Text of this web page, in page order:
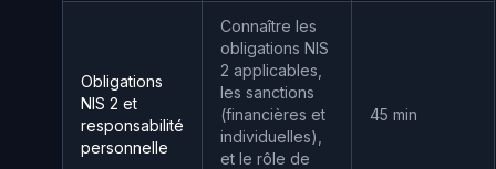
Obligations
NIS 2 et
responsabilité
personnelle
Connaître les
obligations NIS
2 applicables,
les sanctions
(financières et
individuelles),
et le rôle de
45 min